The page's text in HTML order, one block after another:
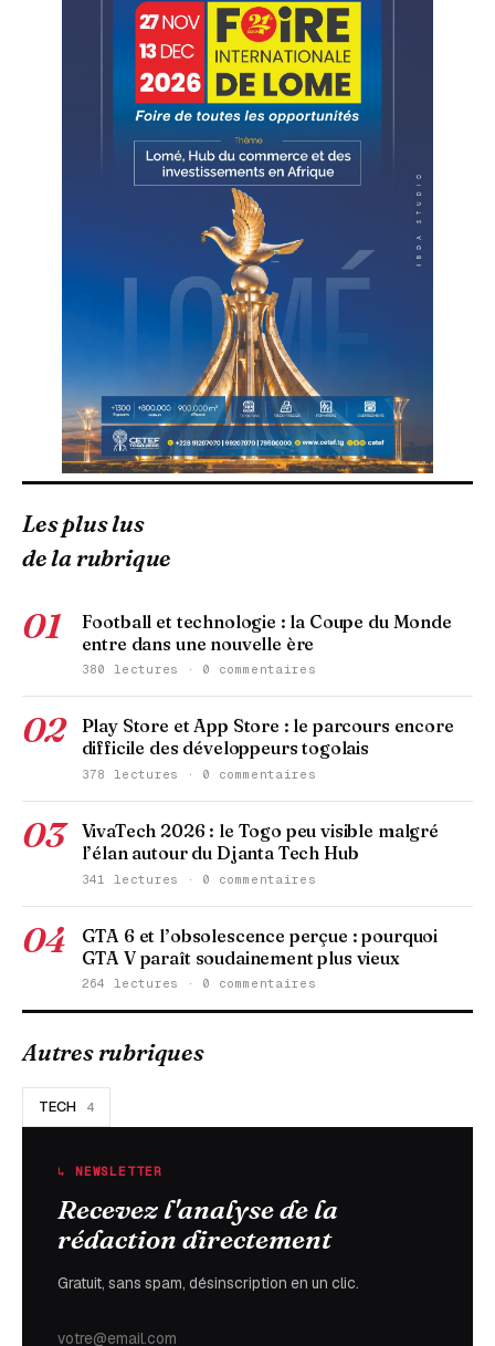
Les plus lus
de la rubrique
01
Football et technologie : la Coupe du Monde
entre dans une nouvelle ère
380 lectures · 0 commentaires
02
Play Store et App Store : le parcours encore
difficile des développeurs togolais
378 lectures · 0 commentaires
03
VivaTech 2026 : le Togo peu visible malgré
l’élan autour du Djanta Tech Hub
341 lectures · 0 commentaires
04
GTA 6 et l’obsolescence perçue : pourquoi
GTA V paraît soudainement plus vieux
264 lectures · 0 commentaires
Autres rubriques
TECH 4
↳ NEWSLETTER
Recevez l'analyse de la
rédaction directement
Gratuit, sans spam, désinscription en un clic.